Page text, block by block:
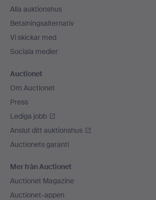
Alla auktionshus
Betalningsalternativ
Vi skickar med
Sociala medier
Auctionet
Om Auctionet
Press
Lediga jobb
Anslut ditt auktionshus
Auctionets garanti
Mer från Auctionet
Auctionet Magazine
Auctionet-appen